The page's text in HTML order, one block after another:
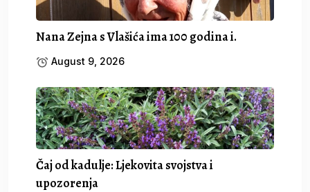
Nana Zejna s Vlašića ima 100 godina i.
August 9, 2026
Čaj od kadulje: Ljekovita svojstva i
upozorenja